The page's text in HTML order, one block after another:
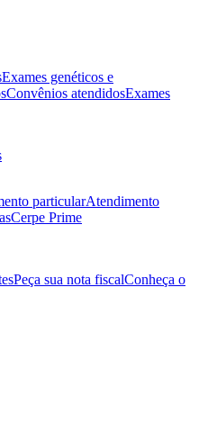
Exames genéticos e
Convênios atendidosExames
particularAtendimento
Cerpe Prime
Peça sua nota fiscalConheça o